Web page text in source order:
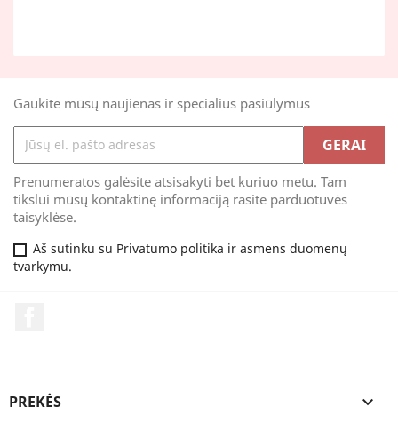
Gaukite mūsų naujienas ir specialius pasiūlymus
Prenumeratos galėsite atsisakyti bet kuriuo metu. Tam
tikslui mūsų kontaktinę informaciją rasite parduotuvės
taisyklėse.
Aš sutinku su Privatumo politika ir asmens duomenų
tvarkymu.
PREKĖS 